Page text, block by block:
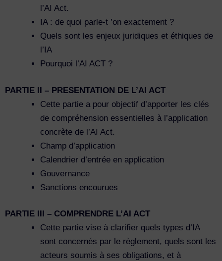
l’AI Act.
IA : de quoi parle-t ’on exactement ?
Quels sont les enjeux juridiques et éthiques de
l’IA
Pourquoi l’AI ACT ?
PARTIE II – PRESENTATION DE L’AI ACT
Cette partie a pour objectif d’apporter les clés
de compréhension essentielles à l’application
concrète de l’AI Act.
Champ d’application
Calendrier d’entrée en application
Gouvernance
Sanctions encourues
PARTIE III – COMPRENDRE L’AI ACT
Cette partie vise à clarifier quels types d’IA
sont concernés par le règlement, quels sont les
acteurs soumis à ses obligations, et à